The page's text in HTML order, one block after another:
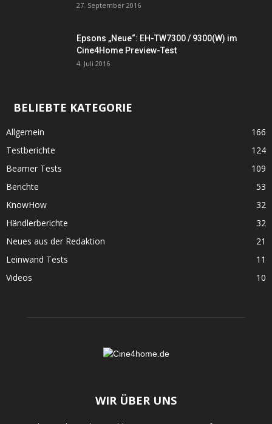
27. September 2016
Epsons „Neue“: EH-TW7300 / 9300(W) im
Cine4Home Preview-Test
4. Juli 2016
BELIEBTE KATEGORIE
Allgemein
166
Testberichte
124
Beamer Tests
109
Berichte
53
KnowHow
32
Händlerberichte
32
Neues aus der Redaktion
21
Leinwand Tests
11
Videos
10
WIR ÜBER UNS